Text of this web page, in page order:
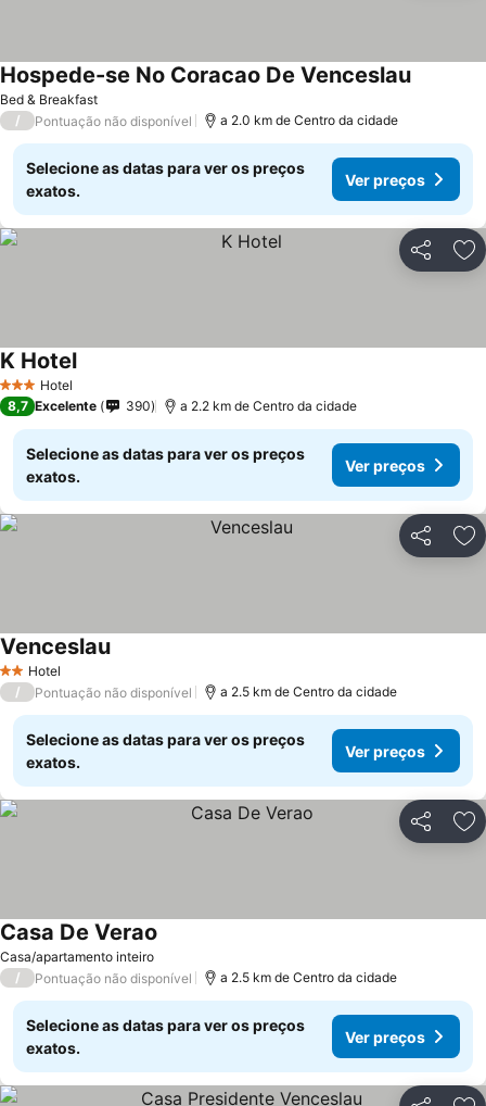
Bed & Breakfast
Hospede-se No Coracao De Venceslau
/ Pontuação não disponível a 2.0 km de Centro da cidade
Selecione as datas para ver os preços
exatos.
Ver preços
Partilhar
3 EstrelasHotel
K Hotel
8,7 Excelente 390 a 2.2 km de Centro da cidade
Selecione as datas para ver os preços
exatos.
Ver preços
Partilhar
2 Estrelas
Hotel
Venceslau
/ Pontuação não disponível a 2.5 km de Centro da cidade
Selecione as datas para ver os preços
exatos.
Ver preços
Partilhar
Casa/apartamento inteiro
Casa De Verao
/ Pontuação não disponível a 2.5 km de Centro da cidade
Selecione as datas para ver os preços
exatos.
Ver preços